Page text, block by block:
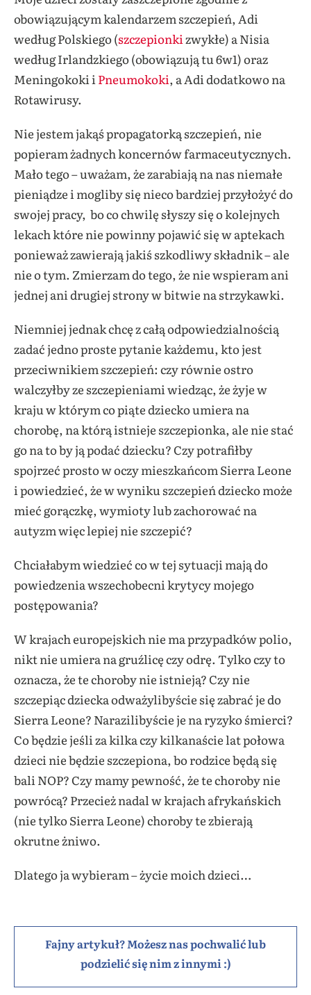
obowiązującym kalendarzem szczepień, Adi
według Polskiego (szczepionkizwykłe) a Nisia
według Irlandzkiego (obowiązują tu 6w1) oraz
Meningokoki iPneumokoki, a Adi dodatkowo na
Rotawirusy.
Nie jestem jakąś propagatorką szczepień, nie
popieram żadnych koncernów farmaceutycznych.
Mało tego – uważam, że zarabiają na nas niemałe
pieniądze i mogliby się nieco bardziej przyłożyć do
swojej pracy, bo co chwilę słyszy się o kolejnych
lekach które nie powinny pojawić się w aptekach
ponieważ zawierają jakiś szkodliwy składnik – ale
nie o tym. Zmierzam do tego, że nie wspieram ani
jednej ani drugiej strony w bitwie na strzykawki.
Niemniej jednak chcę z całą odpowiedzialnością
zadać jedno proste pytanie każdemu, kto jest
przeciwnikiem szczepień: czy równie ostro
walczyłby ze szczepieniami wiedząc, że żyje w
kraju w którym co piąte dziecko umiera na
chorobę, na którą istnieje szczepionka, ale nie stać
go na to by ją podać dziecku? Czy potrafiłby
spojrzeć prosto w oczy mieszkańcom Sierra Leone
i powiedzieć, że w wyniku szczepień dziecko może
mieć gorączkę, wymioty lub zachorować na
autyzm więc lepiej nie szczepić?
Chciałabym wiedzieć co w tej sytuacji mają do
powiedzenia wszechobecni krytycy mojego
postępowania?
W krajach europejskich nie ma przypadków polio,
nikt nie umiera na gruźlicę czy odrę. Tylko czy to
oznacza, że te choroby nie istnieją? Czy nie
szczepiąc dziecka odważylibyście się zabrać je do
Sierra Leone? Narazilibyście je na ryzyko śmierci?
Co będzie jeśli za kilka czy kilkanaście lat połowa
dzieci nie będzie szczepiona, bo rodzice będą się
bali NOP? Czy mamy pewność, że te choroby nie
powrócą? Przecież nadal w krajach afrykańskich
(nie tylko Sierra Leone) choroby te zbierają
okrutne żniwo.
Dlatego ja wybieram – życie moich dzieci…
Fajny artykuł? Możesz nas pochwalić lub
podzielić się nim z innymi :)